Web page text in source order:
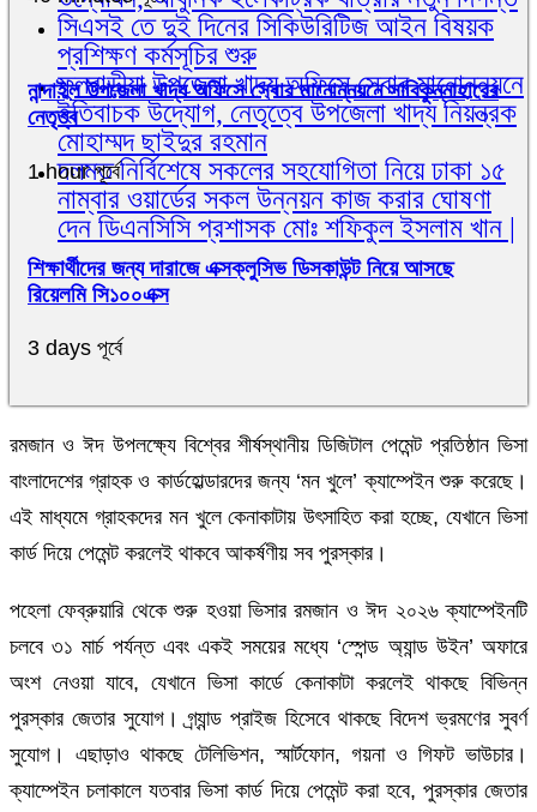
সিএসই তে দুই দিনের সিকিউরিটিজ আইন বিষয়ক
প্রশিক্ষণ কর্মসূচির শুরু
ফুলবাড়ীয়া উপজেলা খাদ্য অফিসে সেবার মানোন্নয়নে
ইতিবাচক উদ্যোগ, নেতৃত্বে উপজেলা খাদ্য নিয়ন্ত্রক
মোহাম্মদ ছাইদুর রহমান
দলমত নির্বিশেষে সকলের সহযোগিতা নিয়ে ঢাকা ১৫
নাম্বার ওয়ার্ডের সকল উন্নয়ন কাজ করার ঘোষণা
দেন ডিএনসিসি প্রশাসক মোঃ শফিকুল ইসলাম খান |
নান্দাইল উপজেলা খাদ্য অফিসে সেবার মানোন্নয়নে সাবিকুন্নাহারের
নেতৃত্ব
1 hour পূর্বে
শিক্ষার্থীদের জন্য দারাজে এক্সক্লুসিভ ডিসকাউন্ট নিয়ে আসছে
রিয়েলমি সি১০০এক্স
3 days পূর্বে
রমজান ও ঈদ উপলক্ষ্যে বিশ্বের শীর্ষস্থানীয় ডিজিটাল পেমেন্ট প্রতিষ্ঠান ভিসা
বাংলাদেশের গ্রাহক ও কার্ডহোল্ডারদের জন্য ‘মন খুলে’ ক্যাম্পেইন শুরু করেছে।
এই মাধ্যমে গ্রাহকদের মন খুলে কেনাকাটায় উৎসাহিত করা হচ্ছে, যেখানে ভিসা
কার্ড দিয়ে পেমেন্ট করলেই থাকবে আকর্ষণীয় সব পুরস্কার।
পহেলা ফেব্রুয়ারি থেকে শুরু হওয়া ভিসার রমজান ও ঈদ ২০২৬ ক্যাম্পেইনটি
চলবে ৩১ মার্চ পর্যন্ত এবং একই সময়ের মধ্যে ‘স্পেন্ড অ্যান্ড উইন’ অফারে
অংশ নেওয়া যাবে, যেখানে ভিসা কার্ডে কেনাকাটা করলেই থাকছে বিভিন্ন
পুরস্কার জেতার সুযোগ। গ্র্যান্ড প্রাইজ হিসেবে থাকছে বিদেশ ভ্রমণের সুবর্ণ
সুযোগ। এছাড়াও থাকছে টেলিভিশন, স্মার্টফোন, গয়না ও গিফট ভাউচার।
ক্যাম্পেইন চলাকালে যতবার ভিসা কার্ড দিয়ে পেমেন্ট করা হবে, পুরস্কার জেতার